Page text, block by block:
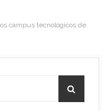
campus tecnológicos de